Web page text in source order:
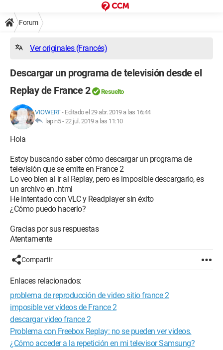
Forum
Ver originales (Francés)
Descargar un programa de televisión desde el
Replay de France 2
Resuelto
VIOWERT- Editado el 29 abr. 2019 a las 16:44
lapin5 -22 jul. 2019 a las 11:10
Hola
Estoy buscando saber cómo descargar un programa de
televisión que se emite en France 2
Lo veo bien al ir al Replay, pero es imposible descargarlo, es
un archivo en .html
He intentado con VLC y Readplayer sin éxito
¿Cómo puedo hacerlo?
Gracias por sus respuestas
Atentamente
Compartir
Enlaces relacionados:
problema de reproducción de video sitio france 2
imposible ver vídeos de France 2
descargar video france 2
Problema con Freebox Replay: no se pueden ver videos.
¿Cómo acceder a la repetición en mi televisor Samsung?